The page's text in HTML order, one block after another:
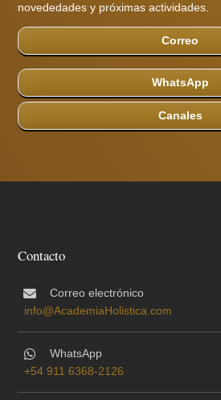
novededades y próximas actividades.
WhatsApp
Canales
Contacto
Correo electrónico
info@AcademiaHolistica.com
WhatsApp
+54 911 6368-2126